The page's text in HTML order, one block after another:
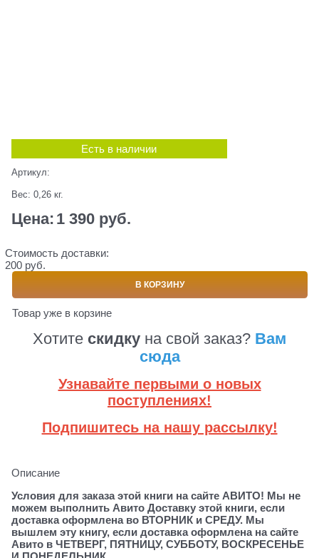
Есть в наличии
Артикул:
Вес: 0,26 кг.
Цена: 1 390 руб.
Стоимость доставки:
200 руб.
В КОРЗИНУ
Товар уже в корзине
Хотите скидку на свой заказ? Вам
сюда
Узнавайте первыми о новых
поступлениях!
Подпишитесь на нашу рассылку!
Описание
Условия для заказа этой книги на сайте АВИТО! Мы не
можем выполнить Авито Доставку этой книги, если
доставка оформлена во ВТОРНИК и СРЕДУ. Мы
вышлем эту книгу, если доставка оформлена на сайте
Авито в ЧЕТВЕРГ, ПЯТНИЦУ, СУББОТУ, ВОСКРЕСЕНЬЕ